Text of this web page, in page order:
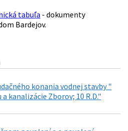
tabuľa - dokumenty
Bardejov.
konania vodnej stavby "
kanalizácie Zborov; 10 R.D."